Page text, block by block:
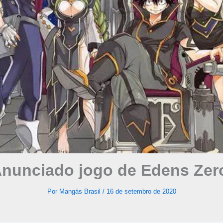
jogo de Edens
Por Mangás Brasil / 16 de setembro de 2020